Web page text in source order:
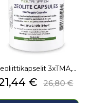
3xTMA,...
€ 26,80 €